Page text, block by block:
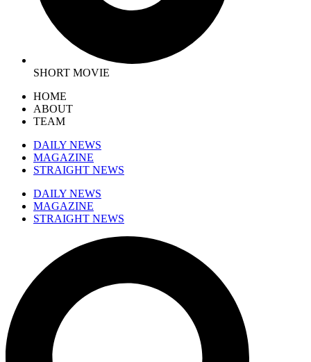
SHORT MOVIE
HOME
ABOUT
TEAM
DAILY NEWS
MAGAZINE
STRAIGHT NEWS
DAILY NEWS
MAGAZINE
STRAIGHT NEWS